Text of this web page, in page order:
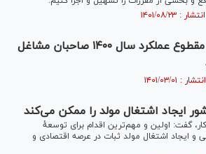
دستورالعمل مالیات مقطوع عملکرد سال ۱۴۰۰ صاحبان مشاغل
ایجاد اشتغال مولد را ممکن می‌کند
گفت: اولین و مهم‌ترین اقدام برای توسعهٔ
ایجاد اشتغال مولد ثبات در عرصه اقتصادی و